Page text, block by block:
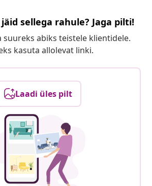
sellega rahule? Jaga pilti!
abiks teistele klientidele.
kasuta allolevat linki.
Laadi üles pilt